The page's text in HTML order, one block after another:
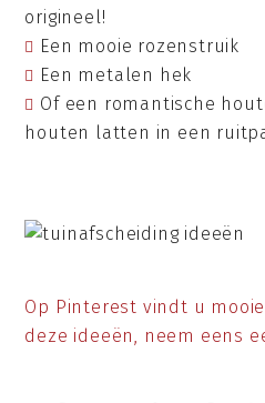
origineel!
Een mooie rozenstruik
Een metalen hek
Of een romantische
houten latten in een
Op Pinterest vindt u
deze ideeën, neem eens